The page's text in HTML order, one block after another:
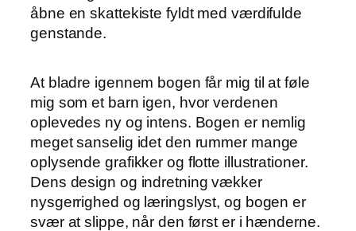
åbne en skattekiste fyldt med værdifulde
genstande.
At bladre igennem bogen får mig til at føle
mig som et barn igen, hvor verdenen
oplevedes ny og intens. Bogen er nemlig
meget sanselig idet den rummer mange
oplysende grafikker og flotte illustrationer.
Dens design og indretning vækker
nysgerrighed og læringslyst, og bogen er
svær at slippe, når den først er i hænderne.